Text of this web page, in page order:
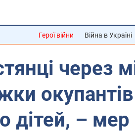
Герої війни Війна в Україні
через
дітей, – мер